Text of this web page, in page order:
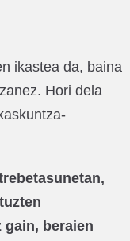
ikastea da, baina
Hori dela
gain, beraien